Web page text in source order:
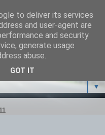
y no arruinarse
▼
to deliver its services
and user-agent are
and security
generate usage
abuse.
GOT IT